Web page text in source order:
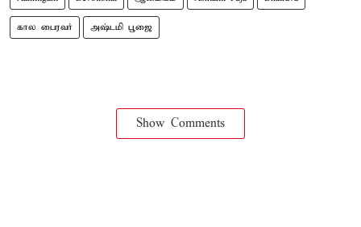
கால பைரவர் அஷ்டமி பூஜை
Show Comments